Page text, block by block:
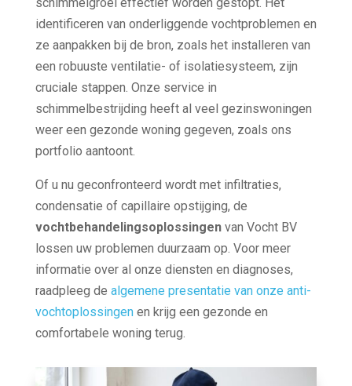
identificeren van onderliggende vochtproblemen en
ze aanpakken bij de bron, zoals het installeren van
een robuuste ventilatie- of isolatiesysteem, zijn
cruciale stappen. Onze service in
schimmelbestrijding heeft al veel gezinswoningen
weer een gezonde woning gegeven, zoals ons
portfolio aantoont.
Of u nu geconfronteerd wordt met infiltraties,
condensatie of capillaire opstijging, de
vochtbehandelingsoplossingenvan Vocht BV
lossen uw problemen duurzaam op. Voor meer
informatie over al onze diensten en diagnoses,
raadpleeg de algemene presentatie van onze anti-
vochtoplossingenen krijg een gezonde en
comfortabele woning terug.